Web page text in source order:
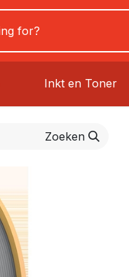
Inkt en Toner
Zoeken